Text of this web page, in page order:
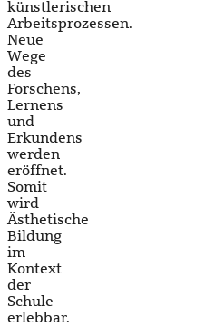
künstlerischen
Arbeitsprozessen.
Neue
Wege
des
Forschens,
Lernens
und
Erkundens
werden
eröffnet.
Somit
wird
Ästhetische
Bildung
im
Kontext
der
Schule
erlebbar.